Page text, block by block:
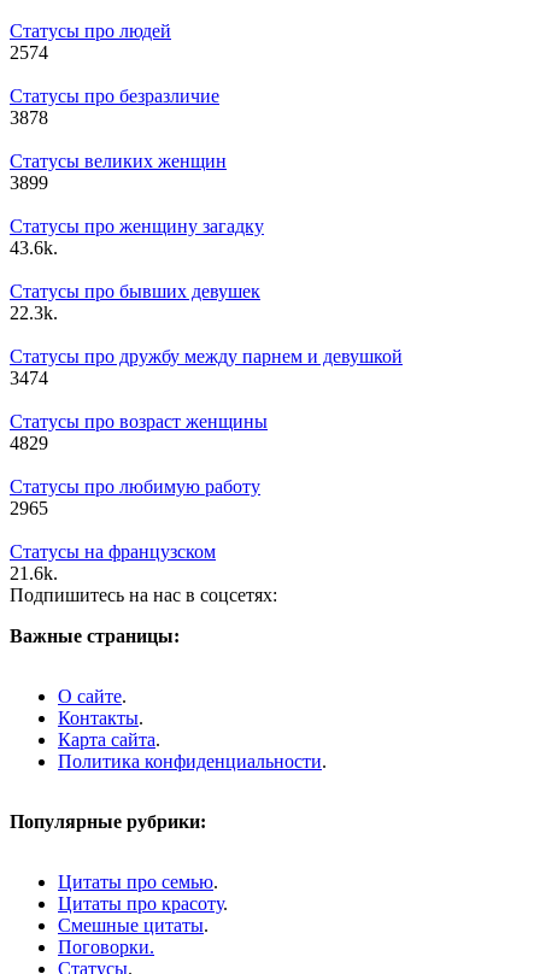
Статусы про людей
2574
Статусы про безразличие
3878
Статусы великих женщин
3899
Статусы про женщину загадку
43.6k.
Статусы про бывших девушек
22.3k.
Статусы про дружбу между парнем и девушкой
3474
Статусы про возраст женщины
4829
Статусы про любимую работу
2965
Статусы на французском
21.6k.
Подпишитесь на нас в соцсетях:
Важные страницы:
О сайте.
Контакты.
Карта сайта.
Политика конфиденциальности.
Популярные рубрики:
Цитаты про семью.
Цитаты про красоту.
Смешные цитаты.
Поговорки.
Статусы.